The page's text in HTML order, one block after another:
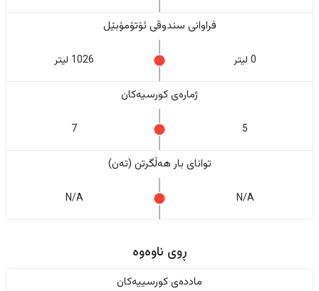
فراوانی سندوقی ئۆتۆمۆبێل
0 لیتر 1026 لیتر
ژمارەی کورسیەکان
5
7
تواناى بار هەڵگرتن (تەن)
N/A
N/A
ڕوی ناوەوە
ماددەی کورسییەکان